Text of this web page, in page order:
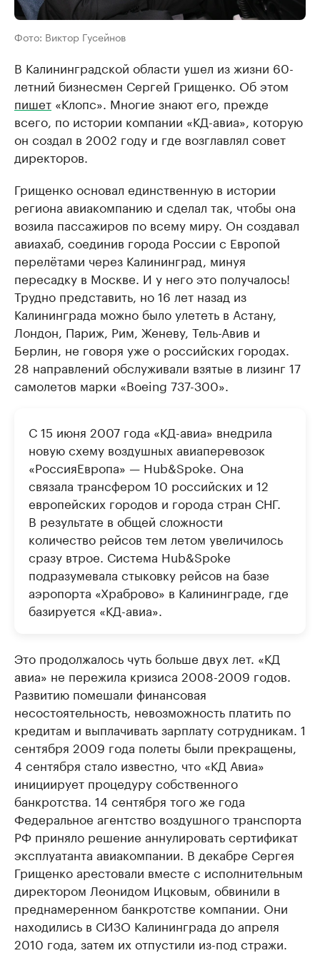
Фото: Виктор Гусейнов
В Калининградской области ушел из жизни 60-
летний бизнесмен Сергей Грищенко. Об этом
пишет «Клопс». Многие знают его, прежде
всего, по истории компании «КД-авиа», которую
он создал в 2002 году и где возглавлял совет
директоров.
Грищенко основал единственную в истории
региона авиакомпанию и сделал так, чтобы она
возила пассажиров по всему миру. Он создавал
авиахаб, соединив города России с Европой
перелётами через Калининград, минуя
пересадку в Москве. И у него это получалось!
Трудно представить, но 16 лет назад из
Калининграда можно было улететь в Астану,
Лондон, Париж, Рим, Женеву, Тель-Авив и
Берлин, не говоря уже о российских городах.
28 направлений обслуживали взятые в лизинг 17
самолетов марки «Boeing 737-300».
С 15 июня 2007 года «КД-авиа» внедрила
новую схему воздушных авиаперевозок
«РоссияЕвропа» — Hub&Spoke. Она
связала трансфером 10 российских и 12
европейских городов и города стран СНГ.
В результате в общей сложности
количество рейсов тем летом увеличилось
сразу втрое. Система Hub&Spoke
подразумевала стыковку рейсов на базе
аэропорта «Храброво» в Калининграде, где
базируется «КД-авиа».
Это продолжалось чуть больше двух лет. «КД
авиа» не пережила кризиса 2008-2009 годов.
Развитию помешали финансовая
несостоятельность, невозможность платить по
кредитам и выплачивать зарплату сотрудникам. 1
сентября 2009 года полеты были прекращены,
4 сентября стало известно, что «КД Авиа»
инициирует процедуру собственного
банкротства. 14 сентября того же года
Федеральное агентство воздушного транспорта
РФ приняло решение аннулировать сертификат
эксплуатанта авиакомпании. В декабре Сергея
Грищенко арестовали вместе с исполнительным
директором Леонидом Ицковым, обвинили в
преднамеренном банкротстве компании. Они
находились в СИЗО Калининграда до апреля
2010 года, затем их отпустили из-под стражи.